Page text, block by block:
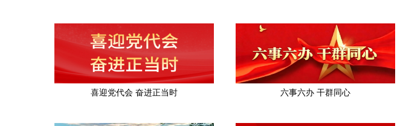
喜迎党代会 奋进正当时 六事六办 干群同心